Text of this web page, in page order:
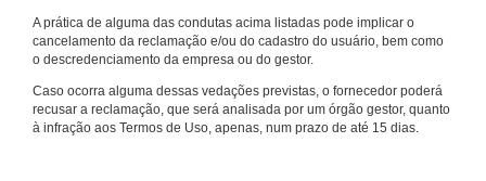
A prática de alguma das condutas acima listadas pode implicar o
cancelamento da reclamação e/ou do cadastro do usuário, bem como
o descredenciamento da empresa ou do gestor.
Caso ocorra alguma dessas vedações previstas, o fornecedor poderá
recusar a reclamação, que será analisada por um órgão gestor, quanto
à infração aos Termos de Uso, apenas, num prazo de até 15 dias.